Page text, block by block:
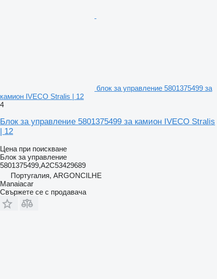
блок за управление 5801375499 за
камион IVECO Stralis | 12
4
Блок за управление 5801375499 за камион IVECO Stralis
| 12
Цена при поискване
Блок за управление
5801375499,A2C53429689
Португалия, ARGONCILHE
Manaiacar
Свържете се с продавача